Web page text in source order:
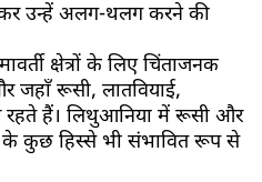
कर उन्हें अलग-थलग करने की
क्षेत्रों के लिए चिंताजनक
जहाँ रूसी, लातवियाई,
रहते हैं। लिथुआनिया में रूसी और
के कुछ हिस्से भी संभावित रूप से